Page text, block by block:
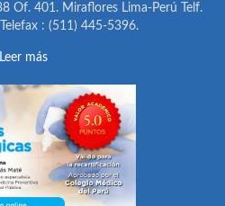
Of. 401. Miraflores Lima-Perú Telf.
: (511) 445-5396.
Leer más